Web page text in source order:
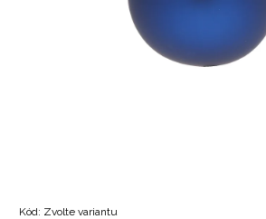
Kód: Zvolte variantu